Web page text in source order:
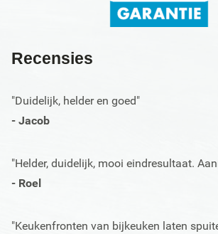
Recensies
"Duidelijk, helder en goed"
- Jacob
"Helder, duidelijk, mooi eindresultaat.
- Roel
"Keukenfronten van bijkeuken laten